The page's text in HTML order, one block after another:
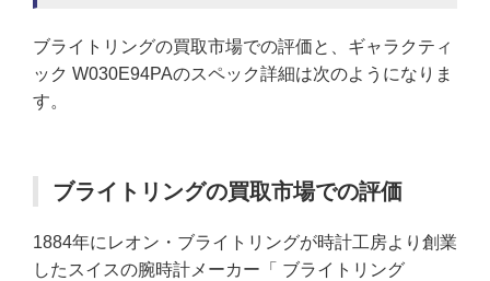
ブライトリングの買取市場での評価と、ギャラクティ
ック W030E94PAのスペック詳細は次のようになりま
す。
ブライトリングの買取市場での評価
1884年にレオン・ブライトリングが時計工房より創業
したスイスの腕時計メーカー「 ブライトリング